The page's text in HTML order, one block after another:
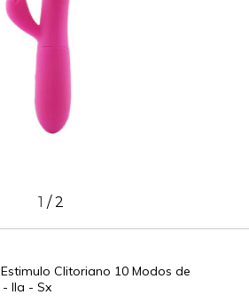
1 /2
Clitoriano 10 Modos de
Ila - Sx